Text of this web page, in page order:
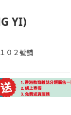
YI)
０２號舖